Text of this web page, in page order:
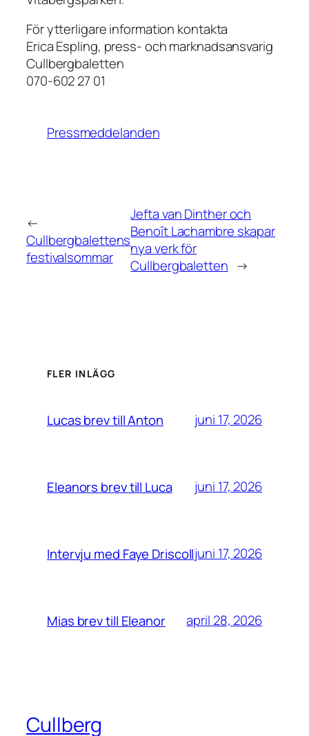
För ytterligare information kontakta
Erica Espling, press- och marknadsansvarig
Cullbergbaletten
070-602 27 01
Pressmeddelanden
←
Cullbergbalettens
festivalsommar
Jefta van Dinther och
Benoît Lachambre skapar
nya verk för
Cullbergbaletten →
FLER INLÄGG
Lucas brev till Anton juni 17, 2026
Eleanors brev till Luca juni 17, 2026
Intervju med Faye Driscolljuni 17, 2026
Mias brev till Eleanor april 28, 2026
Cullberg